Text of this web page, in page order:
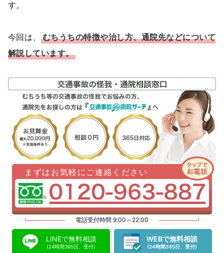
す。
今回は、
むちうちの特徴や治し方、通院先などについて
解説しています。
まずはお気軽にご連絡ください
電話受付時間 9:00～22:00
LINEで無料相談
(24時間365日、受付)
WEBで無料相談
(24時間365日、受付)